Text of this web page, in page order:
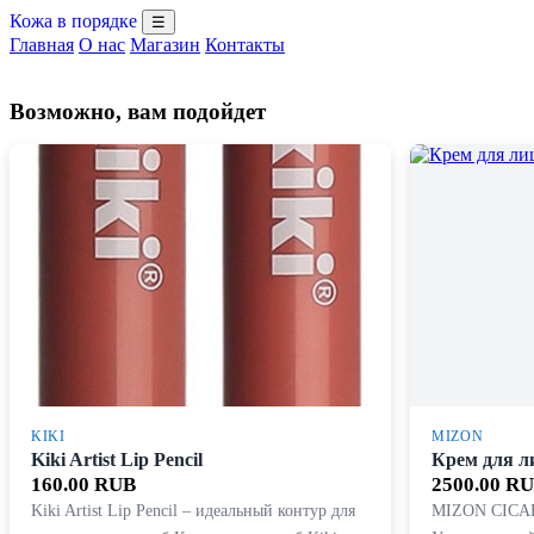
Кожа в порядке ☰
Главная О нас Магазин Контакты
Возможно, вам подойдет
KIKI
Kiki Artist Lip Pencil
160.00 RUB
Kiki Artist Lip Pencil – идеальный контур для
MIZON
Крем для
2500.00
MIZON